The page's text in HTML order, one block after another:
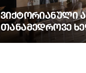
ᲕᲘᲥᲢᲝᲠᲘᲐᲜᲣᲚᲘ
ᲗᲐᲜᲐᲛᲔᲓᲠᲝᲕᲔ